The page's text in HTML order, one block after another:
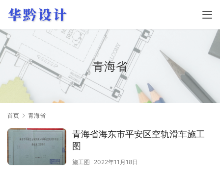
青海省
首页 青海省
青海省海东市平安区空轨滑车施工
图
施工图 2022年11月18日